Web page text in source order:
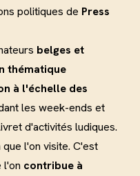
politiques de Press
belges et
thématique
à l'échelle des
les week-ends et
d'activités ludiques.
l'on visite. C'est
l'on contribue à